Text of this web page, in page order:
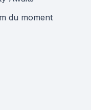
du moment